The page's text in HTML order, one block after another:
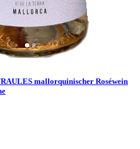
mallorquinischer Roséwein